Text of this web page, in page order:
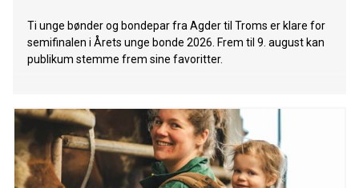
Ti unge bønder og bondepar fra Agder til Troms er klare for
semifinalen i Årets unge bonde 2026. Frem til 9. august kan
publikum stemme frem sine favoritter.